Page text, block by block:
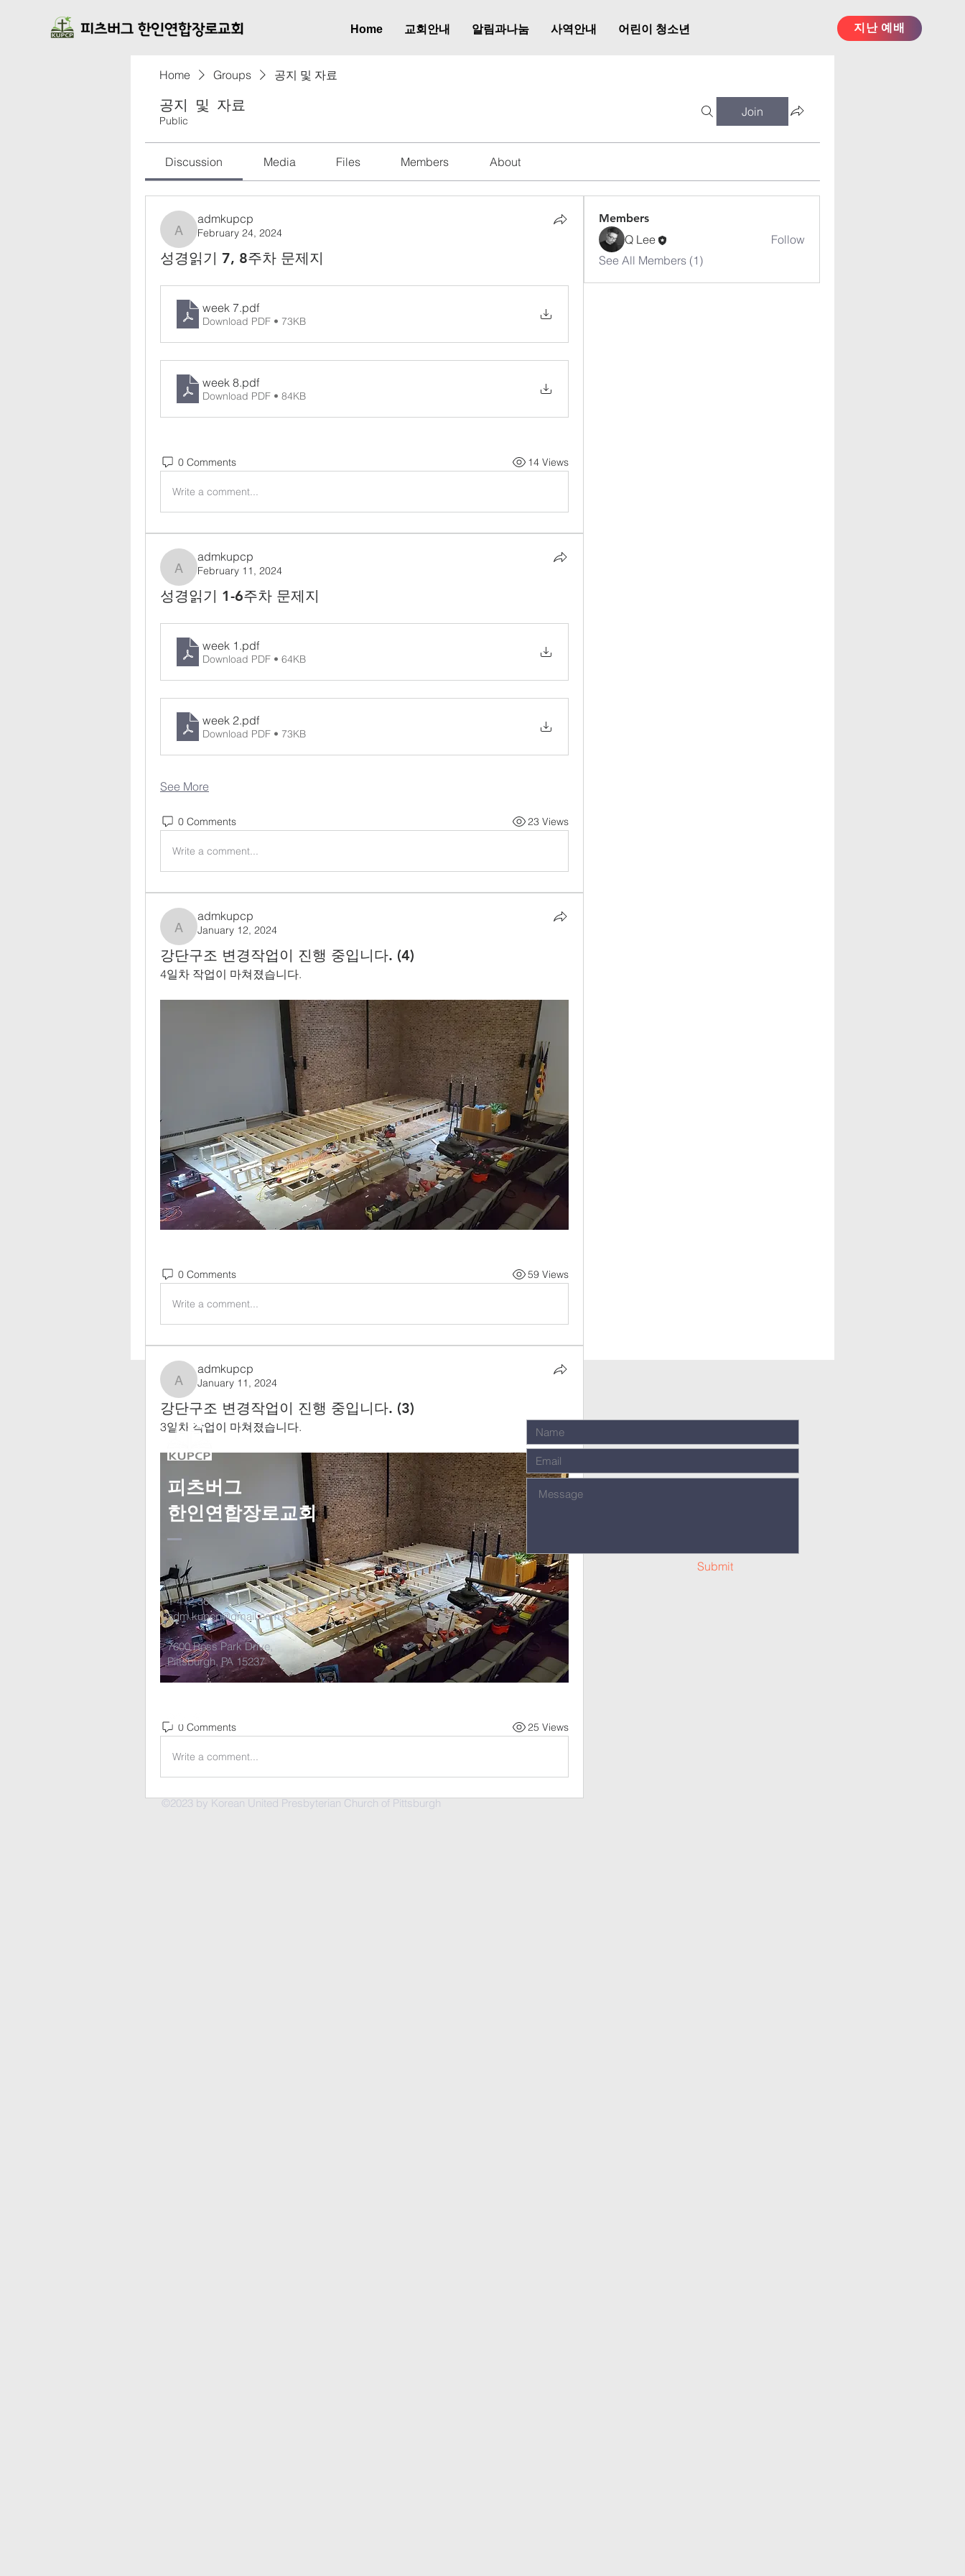
지난 예배
Home 교회안내 알림과나눔 사역안내 어린이 청소년
Home Groups 공지 및 자료
공지 및 자료
Public
Join
Discussion Media Files Members About
admkupcp
admkupcp
February 24, 2024
성경읽기 7, 8주차 문제지
week 7.pdf
Download PDF • 73KB
week 8.pdf
Download PDF • 84KB
0 Comments 14 Views
Write a comment...
admkupcp
admkupcp
February 11, 2024
성경읽기 1-6주차 문제지
week 1 .pdf
Download PDF • 64KB
week 2.pdf
Download PDF • 73KB
See More
0 Comments 23 Views
Write a comment...
admkupcp
admkupcp
January 12, 2024
강단구조 변경작업이 진행 중입니다. (4)
4일차 작업이 마쳐졌습니다.
0 Comments 59 Views
Write a comment...
admkupcp
admkupcp
January 11, 2024
강단구조 변경작업이 진행 중입니다. (3)
3일차 작업이 마쳐졌습니다.
0 Comments 25 Views
Write a comment...
Members
Q Lee
Follow
See All Members (1)
피츠버그
한인연합장로교회
1-412-369-9470
adm.kupcp@gmail.com
7600 Ross Park Drive,
Pittsburgh, PA 15237
Submit
©2023 by Korean United Presbyterian Church of Pittsburgh